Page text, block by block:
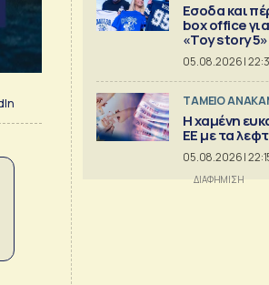
Εσοδα και
box office
«Toy story 5»
05.08.2026 |
ΤΑΜΕΙΟ
Η χαμένη
ΕΕ με τα
05.08.2026 |